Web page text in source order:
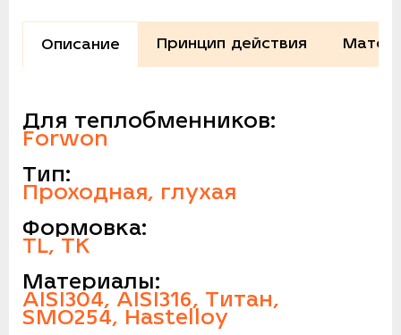
Описание Принцип действия
Для теплобменников:
Forwon
Тип:
Проходная, глухая
Формовка:
TL, TK
Материалы:
AISI304, AISI316, Титан,
SMO254, Hastelloy